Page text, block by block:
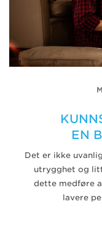
EN
Det er ikke
utrygghet og
dette medføre
lavere